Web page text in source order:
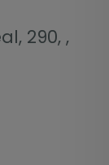
290, ,